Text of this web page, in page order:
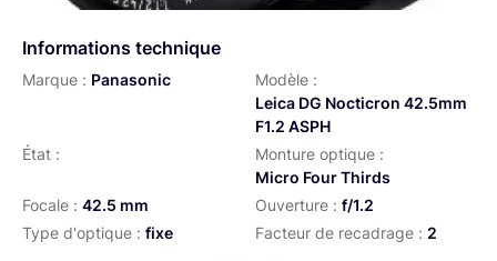
Informations technique
Marque : Panasonic
Modèle :
Leica DG Nocticron 42.5mm
F1.2 ASPH
État :
Monture optique :
Micro Four Thirds
Focale : 42.5 mm Ouverture : f/1.2
Type d'optique : fixe Facteur de recadrage : 2